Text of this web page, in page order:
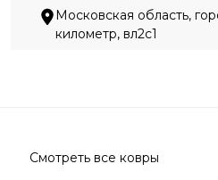
Московская область,
километр, вл2с1
Смотреть все ковры